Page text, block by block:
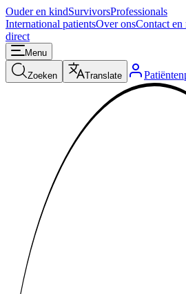
Ouder en kindSurvivorsProfessionals
International patientsOver onsContact en
direct
Menu
Zoeken Translate